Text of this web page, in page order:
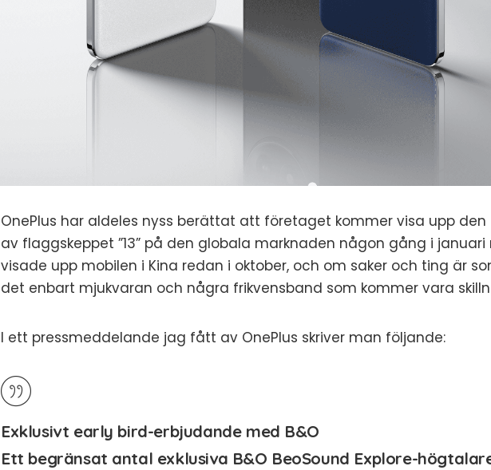
OnePlus har aldeles nyss berättat att företaget kommer visa upp
av flaggskeppet ”13” på den globala marknaden någon gång i
visade upp mobilen i Kina redan i oktober, och om saker och ting är
det enbart mjukvaran och några frikvensband som kommer vara
I ett pressmeddelande jag fått av OnePlus skriver man följande:
Exklusivt early bird-erbjudande med B&O
Ett begränsat antal exklusiva B&O BeoSound Explore-